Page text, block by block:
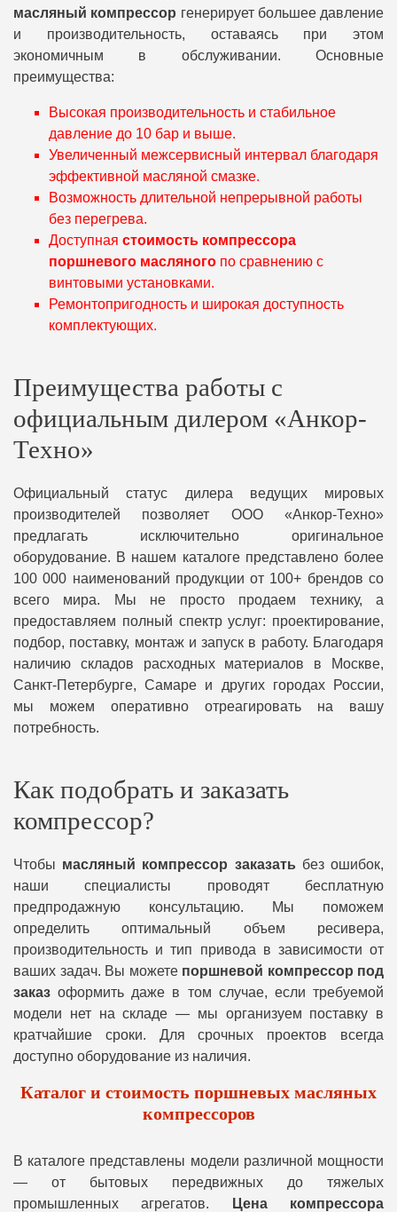
масляный компрессор генерирует большее давление
и производительность, оставаясь при этом
экономичным в обслуживании. Основные
преимущества:
Высокая производительность и стабильное
давление до 10 бар и выше.
Увеличенный межсервисный интервал благодаря
эффективной масляной смазке.
Возможность длительной непрерывной работы
без перегрева.
Доступная стоимость компрессора
поршневого масляного по сравнению с
винтовыми установками.
Ремонтопригодность и широкая доступность
комплектующих.
Преимущества работы с
официальным дилером «Анкор-
Техно»
Официальный статус дилера ведущих мировых
производителей позволяет ООО «Анкор-Техно»
предлагать исключительно оригинальное
оборудование. В нашем каталоге представлено более
100 000 наименований продукции от 100+ брендов со
всего мира. Мы не просто продаем технику, а
предоставляем полный спектр услуг: проектирование,
подбор, поставку, монтаж и запуск в работу. Благодаря
наличию складов расходных материалов в Москве,
Санкт-Петербурге, Самаре и других городах России,
мы можем оперативно отреагировать на вашу
потребность.
Как подобрать и заказать
компрессор?
Чтобы масляный компрессор заказать без ошибок,
наши специалисты проводят бесплатную
предпродажную консультацию. Мы поможем
определить оптимальный объем ресивера,
производительность и тип привода в зависимости от
ваших задач. Вы можете поршневой компрессор под
заказ оформить даже в том случае, если требуемой
модели нет на складе — мы организуем поставку в
кратчайшие сроки. Для срочных проектов всегда
доступно оборудование из наличия.
Каталог и стоимость поршневых масляных
компрессоров
В каталоге представлены модели различной мощности
— от бытовых передвижных до тяжелых
промышленных агрегатов.
Цена компрессора